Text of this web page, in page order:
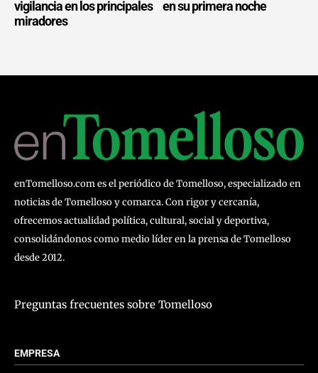
vigilancia en los principales
miradores
en su primera noche
enTomelloso.com es el periódico de Tomelloso, especializado en
noticias de Tomelloso y comarca. Con rigor y cercanía,
ofrecemos actualidad política, cultural, social y deportiva,
consolidándonos como medio líder en la prensa de Tomelloso
desde 2012.
Preguntas frecuentes sobre Tomelloso
EMPRESA